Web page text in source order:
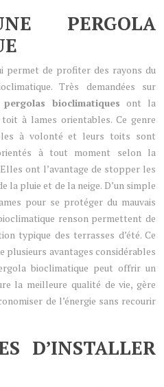
PERGOLA
permet de profiter des rayons du
Très demandées sur
pergolas bioclimatiques ont la
à lames orientables. Ce genre
à volonté et leurs toits sont
à tout moment selon la
ont l’avantage de stopper les
la pluie et de la neige. D’un simple
pour se protéger du mauvais
renson permettent de
typique des terrasses d’été. Ce
avantages considérables
bioclimatique peut offrir un
la meilleure qualité de vie, gère
de l’énergie sans recourir
D’INSTALLER